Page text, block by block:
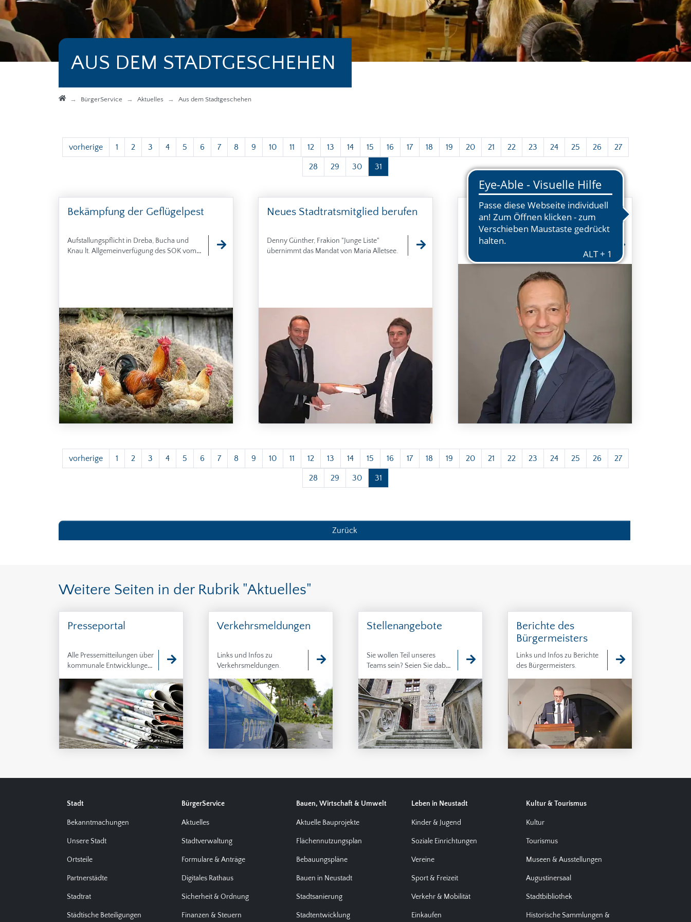
AUS DEM STADTGESCHEHEN
StartseiteBürgerService Aktuelles Aus dem Stadtgeschehen
vorherige 1 2 3 4 5 6 7 8 9 10 11 12 13 14 15 16 17 18 19 20 21 22 23 24 25 26 27
28 29 30 31
Bekämpfung der Geflügelpest
Aufstallungspflicht in Dreba, Bucha und
Knau lt. Allgemeinverfügung des SOK vom
Neues Stadtratsmitglied berufen
Denny Günther, Frakion "Junge Liste"
übernimmt das Mandat von Maria Alletsee.
Neujahrsgruß des Bürgermeisters
Ralf Weiße wünscht allen Bürgerinnen und
Bürgern ein gesundes neues Jahr, blickt auf
Vorhaben in 2022 und dankt für die
geleistete Arbeit in 2021.…
vorherige 1 2 3 4 5 6 7 8 9 10 11 12 13 14 15 16 17 18 19 20 21 22 23 24 25 26 27
28 29 30 31
Zurück
Weitere Seiten in der Rubrik "Aktuelles"
Presseportal
Alle Pressemitteilungen über
kommunale Entwicklungen,
Entscheidungen von
öffentlichem Interesse
Verkehrsmeldungen
Links und Infos zu
Verkehrsmeldungen.
Stellenangebote
Sie wollen Teil unseres
Teams sein? Seien Sie dabei,
und übernehmen Sie
Verantwortung. Unsere
aktuellen Stellenangebote ...
Berichte des
Bürgermeisters
Links und Infos zu Berichte
des Bürgermeisters.
Stadt
Bekanntmachungen
Unsere Stadt
Ortsteile
Partnerstädte
Stadtrat
Städtische Beteiligungen
BürgerService
Aktuelles
Stadtverwaltung
Formulare & Anträge
Digitales Rathaus
Sicherheit & Ordnung
Finanzen & Steuern
Bauen, Wirtschaft & Umwelt
Aktuelle Bauprojekte
Flächennutzungsplan
Bebauungspläne
Bauen in Neustadt
Stadtsanierung
Stadtentwicklung
Leben in Neustadt
Kinder & Jugend
Soziale Einrichtungen
Vereine
Sport & Freizeit
Verkehr & Mobilität
Einkaufen
Kultur & Tourismus
Kultur
Tourismus
Museen & Ausstellungen
Augustinersaal
Stadtbibliothek
Historische Sammlungen &